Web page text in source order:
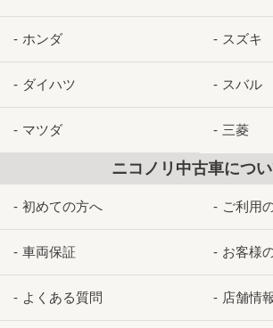
ホンダ スズキ
ダイハツ スバル
マツダ 三菱
ニコノリ中古車につ
初めての方へ ご利用
車両保証 お客様
よくある質問 店舗情